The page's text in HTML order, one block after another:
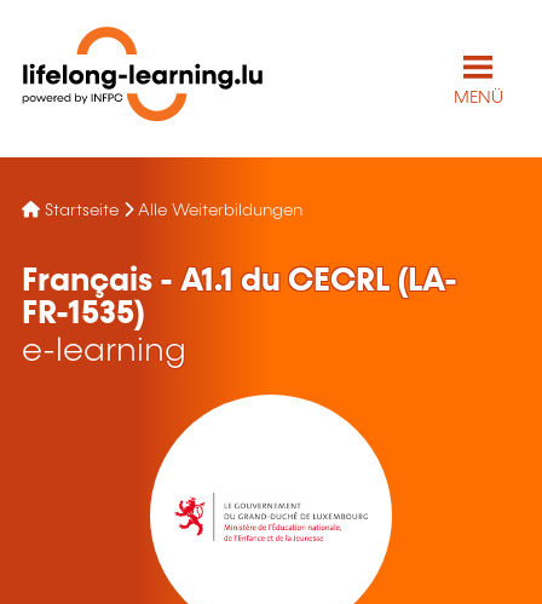
MENÜ
Startseite Alle Weiterbildungen
Français - A1.1 du CECRL (LA-
FR-1535)
e-learning